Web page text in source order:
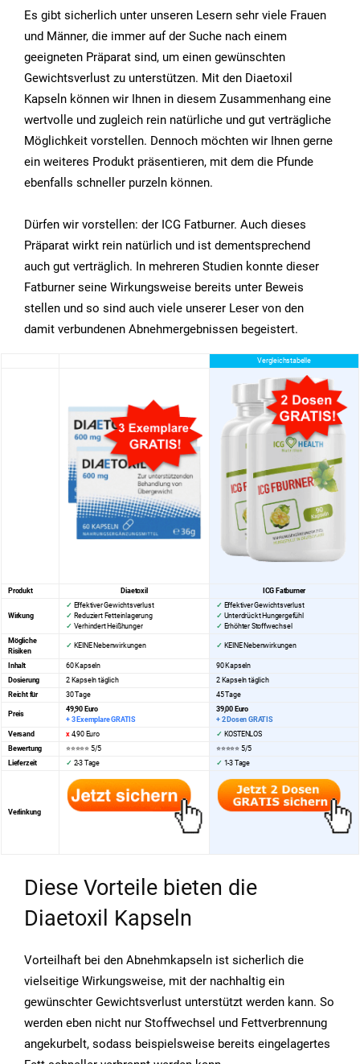
Es gibt sicherlich unter unseren Lesern sehr viele Frauen
und Männer, die immer auf der Suche nach einem
geeigneten Präparat sind, um einen gewünschten
Gewichtsverlust zu unterstützen. Mit den Diaetoxil
Kapseln können wir Ihnen in diesem Zusammenhang eine
wertvolle und zugleich rein natürliche und gut verträgliche
Möglichkeit vorstellen. Dennoch möchten wir Ihnen gerne
ein weiteres Produkt präsentieren, mit dem die Pfunde
ebenfalls schneller purzeln können.
Dürfen wir vorstellen: der ICG Fatburner. Auch dieses
Präparat wirkt rein natürlich und ist dementsprechend
auch gut verträglich. In mehreren Studien konnte dieser
Fatburner seine Wirkungsweise bereits unter Beweis
stellen und so sind auch viele unserer Leser von den
damit verbundenen Abnehmergebnissen begeistert.
Vergleichstabelle
Produkt Diaetoxil ICG Fatburner
Wirkung
✓ Effektiver Gewichtsverlust
✓ Reduziert Fetteinlagerung
✓ Verhindert Heißhunger
✓ Effektiver Gewichtsverlust
✓ Unterdrückt Hungergefühl
✓ Erhöhter Stoffwechsel
Mögliche
Risiken
✓ KEINE Nebenwirkungen ✓ KEINE Nebenwirkungen
Inhalt 60 Kapseln
90 Kapseln
Dosierung
2 Kapseln täglich
2 Kapseln täglich
Reicht für
30 Tage 45 Tage
Preis
49,90 Euro
+ 3 Exemplare GRATIS
39,00 Euro
+ 2 Dosen GRATIS
Versand
x4,90 Euro ✓ KOSTENLOS
Bewertung
⭐⭐⭐⭐⭐ 5/5 ⭐⭐⭐⭐⭐ 5/5
Lieferzeit
✓ 2-3 Tage ✓ 1-3 Tage
Verlinkung
Diese Vorteile bieten die
Diaetoxil Kapseln
Vorteilhaft bei den Abnehmkapseln ist sicherlich die
vielseitige Wirkungsweise, mit der nachhaltig ein
gewünschter Gewichtsverlust unterstützt werden kann. So
werden eben nicht nur Stoffwechsel und Fettverbrennung
angekurbelt, sodass beispielsweise bereits eingelagertes